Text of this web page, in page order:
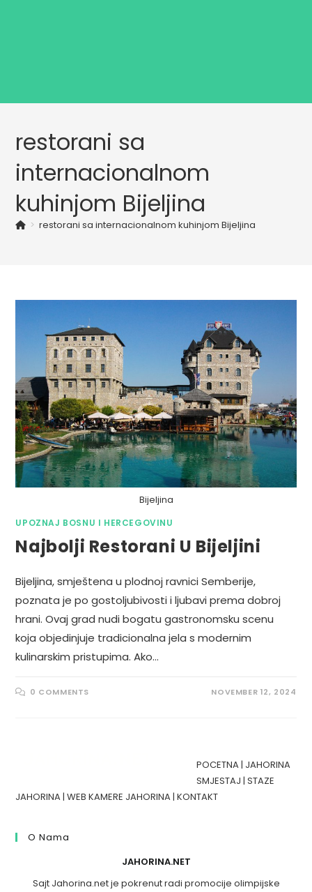
restorani sa
internacionalnom
kuhinjom Bijeljina
> restorani sa internacionalnom kuhinjom Bijeljina
Bijeljina
UPOZNAJ BOSNU I HERCEGOVINU
Najbolji Restorani U Bijeljini
Bijeljina, smještena u plodnoj ravnici Semberije,
poznata je po gostoljubivosti i ljubavi prema dobroj
hrani. Ovaj grad nudi bogatu gastronomsku scenu
koja objedinjuje tradicionalna jela s modernim
kulinarskim pristupima. Ako…
0 COMMENTS NOVEMBER 12, 2024
POCETNA | JAHORINA
SMJESTAJ |STAZE
JAHORINA |WEB KAMERE JAHORINA |KONTAKT
O Nama
JAHORINA.NET
Sajt Jahorina.net je pokrenut radi promocije olimpijske